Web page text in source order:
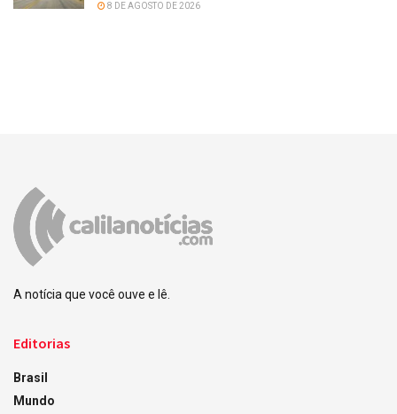
8 DE AGOSTO DE 2026
A notícia que você ouve e lê.
Editorias
Brasil
Mundo